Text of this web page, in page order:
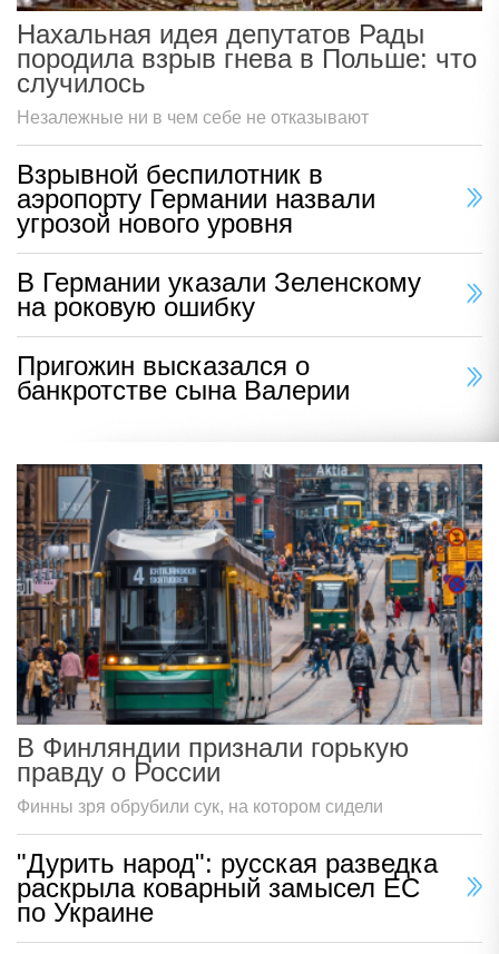
Нахальная идея депутатов Рады
породила взрыв гнева в Польше: что
случилось
Незалежные ни в чем себе не отказывают
Взрывной беспилотник в
аэропорту Германии назвали
угрозой нового уровня
В Германии указали Зеленскому
на роковую ошибку
Пригожин высказался о
банкротстве сына Валерии
В Финляндии признали горькую
правду о России
Финны зря обрубили сук, на котором сидели
"Дурить народ": русская разведка
раскрыла коварный замысел ЕС
по Украине